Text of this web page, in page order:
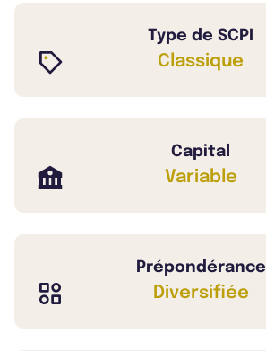
Type de SCPI
Classique
Capital
Variable
Prépondérance
Diversifiée